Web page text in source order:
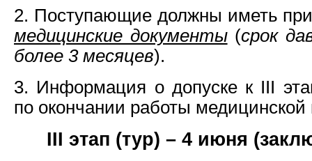
2. Поступающие должны иметь
медицинские документы(срок
более 3 месяцев).
3. Информация о допуске к III
по окончании работы медицинской
III этап (тур) – 4 июня